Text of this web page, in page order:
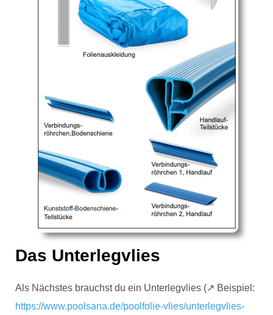
Das Unterlegvlies
Als Nächstes brauchst du ein Unterlegvlies (↗️ Beispiel:
https://www.poolsana.de/poolfolie-vlies/unterlegvlies-